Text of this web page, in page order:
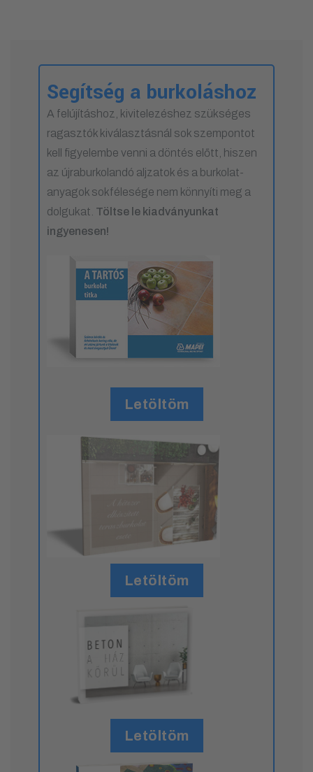
Segítség a burkoláshoz
A felújításhoz, kivitelezéshez szükséges
ragasztók kiválasztásnál sok szempontot
kell figyelembe venni a döntés előtt, hiszen
az újraburkolandó aljzatok és a burkolat-
anyagok sokfélesége nem könnyíti meg a
dolgukat. Töltse le kiadványunkat
ingyenesen!
Letöltöm
Letöltöm
Letöltöm